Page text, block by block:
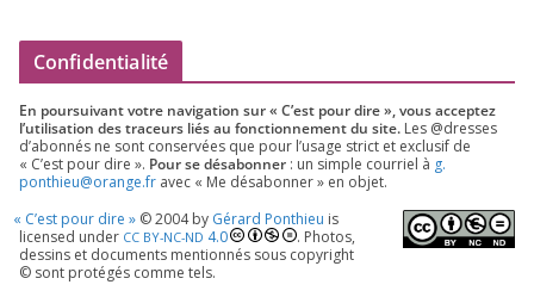
Confidentialité
En pour­sui­vant votre navi­ga­tion sur « C’est pour dire », vous accep­tez
l’utilisation des tra­ceurs liés au fonc­tion­ne­ment du site. Les @dresses
d’a­bon­nés ne sont conser­vées que pour l’u­sage strict et exclu­sif de
« C’est pour dire ». Pour se désa­bon­ner : un simple cour­riel à g.​
ponthieu@​orange.​fr avec « Me désa­bon­ner » en objet.
« C’est pour dire » ©2004by Gérard Ponthieu is
licen­sed under CC BY-NC-ND 4.0
. Photos,
des­sins et docu­ments men­tion­nés sous copy­right
© sont pro­té­gés comme tels.